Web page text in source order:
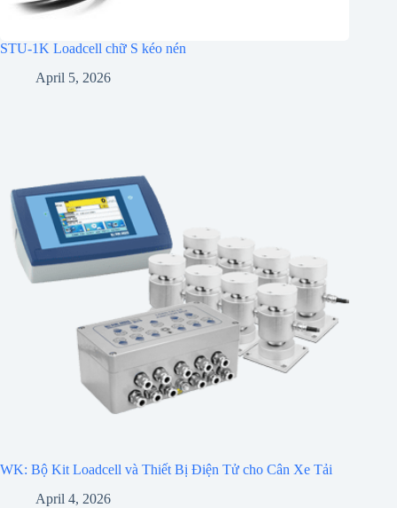
STU-1K Loadcell chữ S kéo nén
April 5, 2026
WK: Bộ Kit Loadcell và Thiết Bị Điện Tử cho Cân Xe Tải
April 4, 2026